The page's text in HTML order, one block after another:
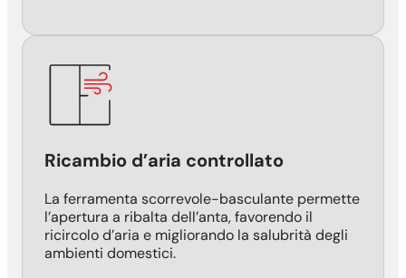
Ricambio d’aria controllato
La ferramenta scorrevole-basculante permette
l’apertura a ribalta dell’anta, favorendo il
ricircolo d’aria e migliorando la salubrità degli
ambienti domestici.